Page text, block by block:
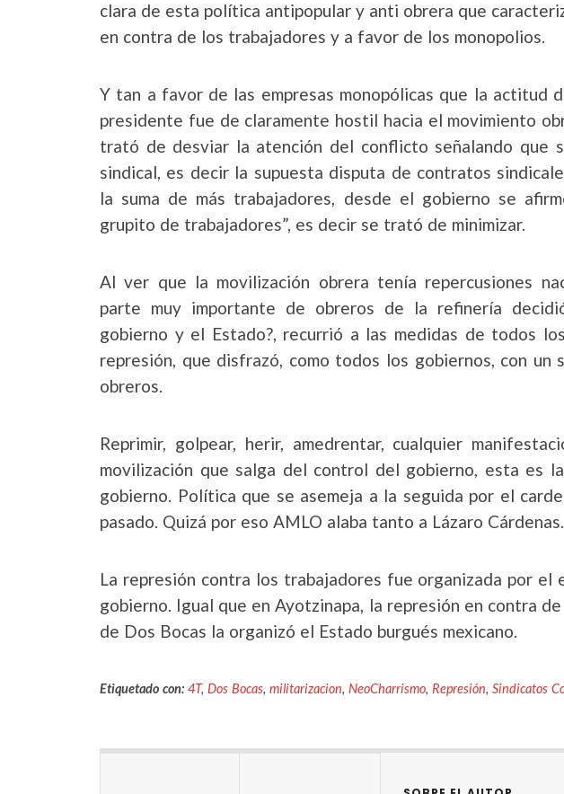
clara de esta política antipopular y anti obrera que
en contra de los trabajadores y a favor de los monopolios.
Y tan a favor de las empresas monopólicas que la actitud
presidente fue de claramente hostil hacia el movimiento
trató de desviar la atención del conflicto señalando que
sindical, es decir la supuesta disputa de contratos
la suma de más trabajadores, desde el gobierno se
grupito de trabajadores”, es decir se trató de minimizar.
Al ver que la movilización obrera tenía repercusiones
parte muy importante de obreros de la refinería
gobierno y el Estado?, recurrió a las medidas de todos
represión, que disfrazó, como todos los gobiernos, con
obreros.
Reprimir, golpear, herir, amedrentar, cualquier
movilización que salga del control del gobierno, esta es
gobierno. Política que se asemeja a la seguida por el
pasado. Quizá por eso AMLO alaba tanto a Lázaro Cárdenas.
La represión contra los trabajadores fue organizada por el
gobierno. Igual que en Ayotzinapa, la represión en contra
de Dos Bocas la organizó el Estado burgués mexicano.
Etiquetado con: 4T, Dos Bocas, militarizacion, NeoCharrismo, Represión, Sindicatos